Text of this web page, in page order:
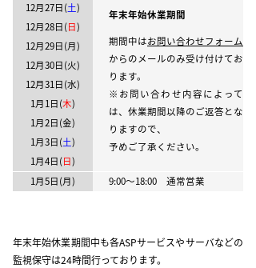
12月27日(土)
12月28日(日)
12月29日(月)
12月30日(火)
12月31日(水)
1月1日(木)
1月2日(金)
1月3日(土)
1月4日(日)
年末年始休業期間
期間中はお問い合わせフォーム
からのメールのみ受け付けてお
ります。
※お問い合わせ内容によって
は、休業期間以降のご返答とな
りますので、
予めご了承ください。
1月5日(月) 9:00～18:00 通常営業
年末年始休業期間中も各ASPサービスやサーバなどの
監視保守は24時間行っております。